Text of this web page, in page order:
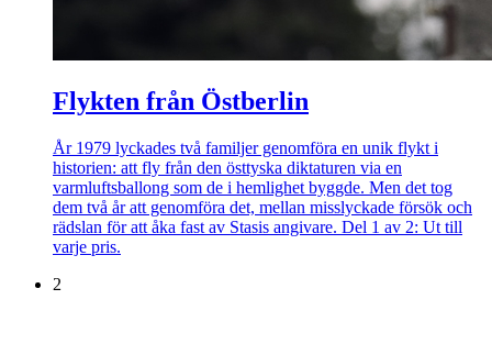
Flykten från Östberlin
År 1979 lyckades två familjer genomföra en unik flykt i
historien: att fly från den östtyska diktaturen via en
varmluftsballong som de i hemlighet byggde. Men det tog
dem två år att genomföra det, mellan misslyckade försök och
rädslan för att åka fast av Stasis angivare. Del 1 av 2: Ut till
varje pris.
2